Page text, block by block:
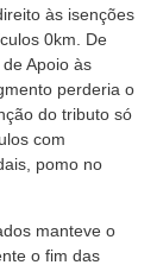
às isenções
0km. De
Apoio às
perderia o
do tributo só
com
pomo no
manteve o
o fim das